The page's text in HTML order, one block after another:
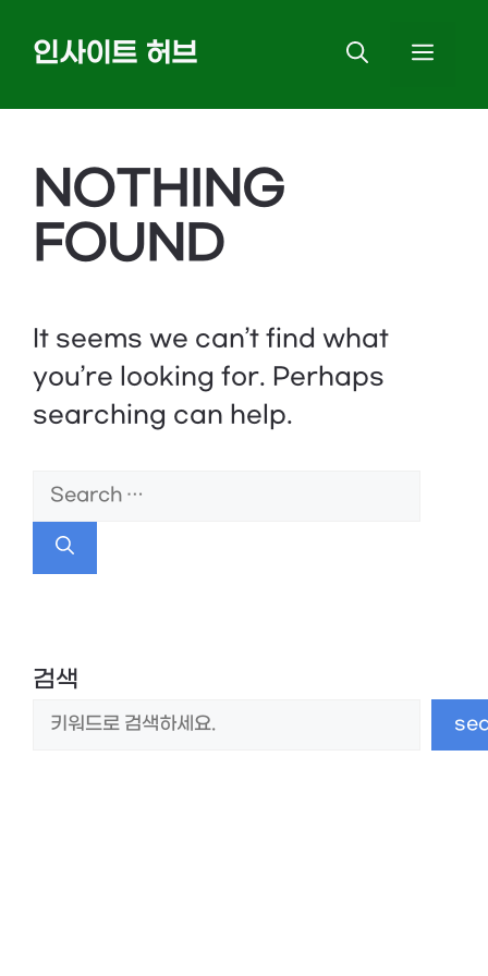
인사이트 허브
NOTHING
FOUND
It seems we can’t find what
you’re looking for. Perhaps
searching can help.
Search
for:
검색